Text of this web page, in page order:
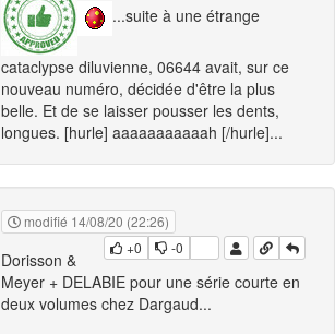
...suite à une étrange
cataclypse diluvienne, 06644 avait, sur ce
nouveau numéro, décidée d'être la plus
belle. Et de se laisser pousser les dents,
longues. [hurle] aaaaaaaaaaah [/hurle]...
modifié 14/08/20 (22:26)
+0
-0
Dorisson &
Meyer + DELABIE pour une série courte en
deux volumes chez Dargaud...